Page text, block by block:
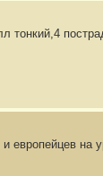
тонкий,4
европейцев на